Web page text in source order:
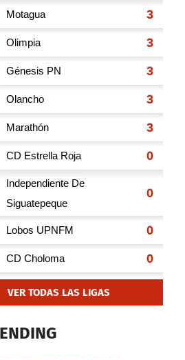
VER TODAS LAS LIGAS